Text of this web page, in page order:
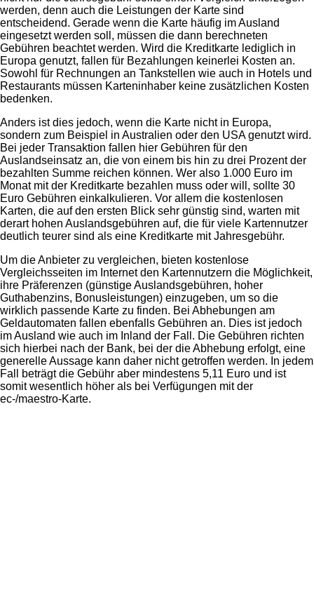
werden, denn auch die Leistungen der Karte sind
entscheidend. Gerade wenn die Karte häufig im Ausland
eingesetzt werden soll, müssen die dann berechneten
Gebühren beachtet werden. Wird die Kreditkarte lediglich in
Europa genutzt, fallen für Bezahlungen keinerlei Kosten an.
Sowohl für Rechnungen an Tankstellen wie auch in Hotels und
Restaurants müssen Karteninhaber keine zusätzlichen Kosten
bedenken.
Anders ist dies jedoch, wenn die Karte nicht in Europa,
sondern zum Beispiel in Australien oder den USA genutzt wird.
Bei jeder Transaktion fallen hier Gebühren für den
Auslandseinsatz an, die von einem bis hin zu drei Prozent der
bezahlten Summe reichen können. Wer also 1.000 Euro im
Monat mit der Kreditkarte bezahlen muss oder will, sollte 30
Euro Gebühren einkalkulieren. Vor allem die kostenlosen
Karten, die auf den ersten Blick sehr günstig sind, warten mit
derart hohen Auslandsgebühren auf, die für viele Kartennutzer
deutlich teurer sind als eine Kreditkarte mit Jahresgebühr.
Um die Anbieter zu vergleichen, bieten kostenlose
Vergleichsseiten im Internet den Kartennutzern die Möglichkeit,
ihre Präferenzen (günstige Auslandsgebühren, hoher
Guthabenzins, Bonusleistungen) einzugeben, um so die
wirklich passende Karte zu finden. Bei Abhebungen am
Geldautomaten fallen ebenfalls Gebühren an. Dies ist jedoch
im Ausland wie auch im Inland der Fall. Die Gebühren richten
sich hierbei nach der Bank, bei der die Abhebung erfolgt, eine
generelle Aussage kann daher nicht getroffen werden. In jedem
Fall beträgt die Gebühr aber mindestens 5,11 Euro und ist
somit wesentlich höher als bei Verfügungen mit der
ec-/maestro-Karte.